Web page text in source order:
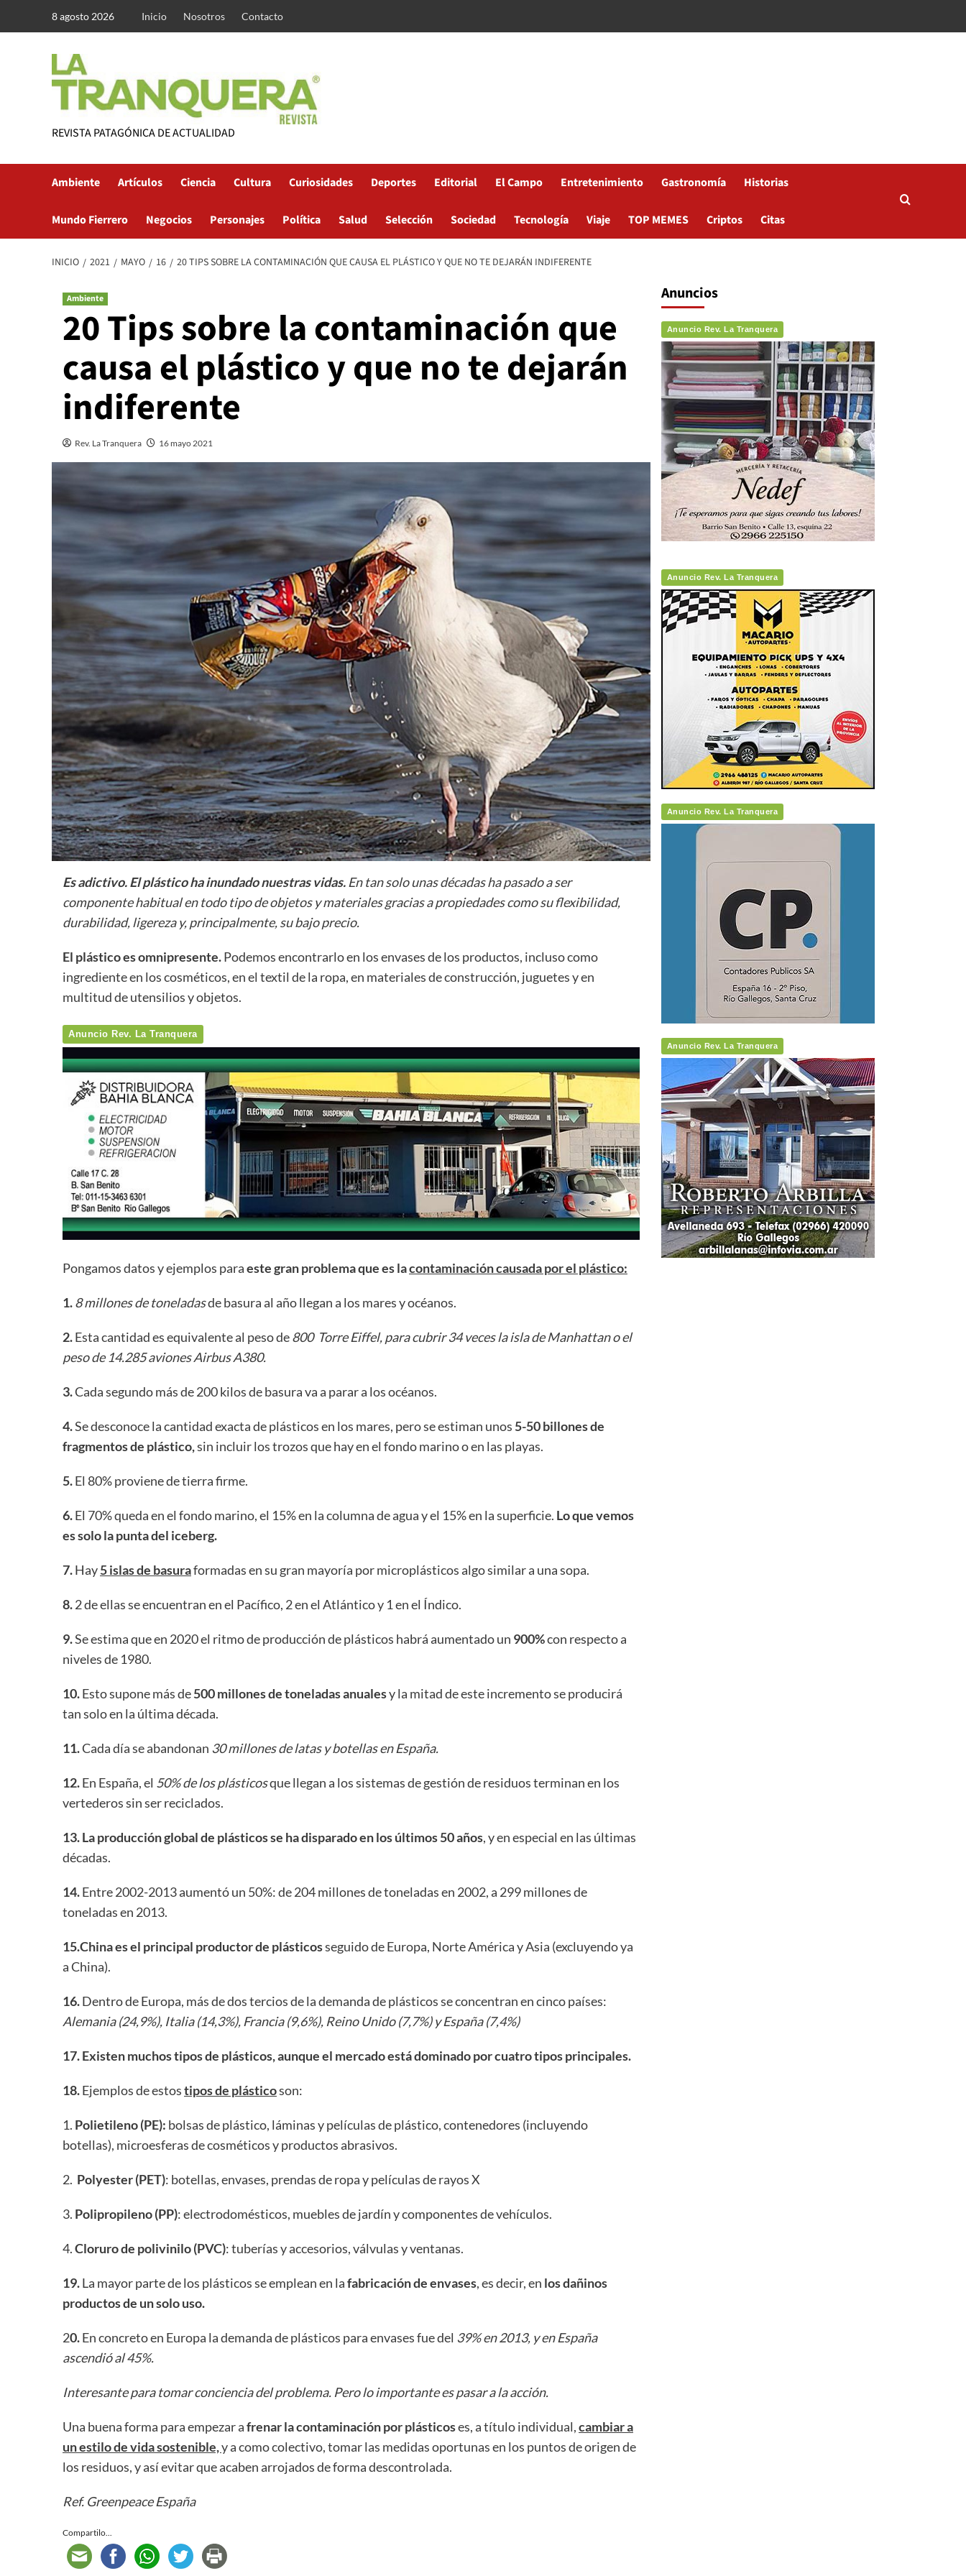
8 agosto 2026 Inicio Nosotros Contacto
REVISTA PATAGÓNICA DE ACTUALIDAD
Ambiente Artículos Ciencia Cultura Curiosidades Deportes Editorial El Campo Entretenimiento Gastronomía Historias
Mundo Fierrero Negocios Personajes Política Salud Selección Sociedad Tecnología Viaje TOP MEMES Criptos Citas
INICIO 2021 MAYO 16 20 TIPS SOBRE LA CONTAMINACIÓN QUE CAUSA EL PLÁSTICO Y QUE NO TE DEJARÁN INDIFERENTE
Ambiente
20 Tips sobre la contaminación que
causa el plástico y que no te dejarán
indiferente
Rev. La Tranquera 16 mayo 2021
Es adictivo. El plástico ha inundado nuestras vidas. En tan solo unas décadas ha pasado a ser
componente habitual en todo tipo de objetos y materiales gracias a propiedades como su flexibilidad,
durabilidad, ligereza y, principalmente, su bajo precio.
El plástico es omnipresente.Podemos encontrarlo en los envases de los productos, incluso como
ingrediente en los cosméticos, en el textil de la ropa, en materiales de construcción, juguetes y en
multitud de utensilios y objetos.
Anuncio Rev. La Tranquera
Pongamos datos y ejemplos paraeste gran problema que es lacontaminación causada por el plástico:
1.8 millones de toneladasde basura al año llegan a los mares y océanos.
2.Esta cantidad es equivalente al peso de800 Torre Eiffel, para cubrir 34 veces la isla de Manhattan o el
peso de 14.285 aviones Airbus A380.
3.Cada segundo más de 200 kilos de basura va a parar a los océanos.
4.Se desconoce la cantidad exacta de plásticos en los mares, pero se estiman unos 5-50 billones de
fragmentos de plástico,sin incluir los trozos que hay en el fondo marino o en las playas.
5.El 80% proviene de tierra firme.
6.El 70% queda en el fondo marino, el 15% en la columna de agua y el 15% en la superficie. Lo que vemos
es solo la punta del iceberg.
7.Hay5 islas de basuraformadas en su gran mayoría por microplásticos algo similar a una sopa.
8.2 de ellas se encuentran en el Pacífico, 2 en el Atlántico y 1 en el Índico.
9.Se estima que en 2020 el ritmo de producción de plásticos habrá aumentado un 900%con respecto a
niveles de 1980.
10.Esto supone más de500 millones de toneladas anualesy la mitad de este incremento se producirá
tan solo en la última década.
11.Cada día se abandonan 30 millones de latas y botellas en España.
12.En España, el 50% de los plásticosque llegan a los sistemas de gestión de residuos terminan en los
vertederos sin ser reciclados.
13. La producción global de plásticos se ha disparado en los últimos 50 años, y en especial en las últimas
décadas.
14.Entre 2002-2013 aumentó un 50%: de 204 millones de toneladas en 2002, a 299 millones de
toneladas en 2013.
15.China es el principal productor de plásticosseguido de Europa, Norte América y Asia (excluyendo ya
a China).
16.Dentro de Europa, más de dos tercios de la demanda de plásticos se concentran en cinco países:
Alemania (24,9%), Italia (14,3%), Francia (9,6%), Reino Unido (7,7%) y España (7,4%)
17. Existen muchos tipos de plásticos, aunque el mercado está dominado por cuatro tipos principales.
18.Ejemplos de estostipos de plásticoson:
1. Polietileno (PE): bolsas de plástico, láminas y películas de plástico, contenedores (incluyendo
botellas), microesferas de cosméticos y productos abrasivos.
2. Polyester (PET): botellas, envases, prendas de ropa y películas de rayos X
3. Polipropileno (PP): electrodomésticos, muebles de jardín y componentes de vehículos.
4.Cloruro de polivinilo (PVC): tuberías y accesorios, válvulas y ventanas.
19.La mayor parte de los plásticos se emplean en lafabricación de envases, es decir, en los dañinos
productos de un solo uso.
20.En concreto en Europa la demanda de plásticos para envases fue del 39% en 2013, y en España
ascendió al 45%.
Interesante para tomar conciencia del problema. Pero lo importante es pasar a la acción.
Una buena forma para empezar afrenar la contaminación por plásticoses, a título individual,cambiar a
un estilo de vida sostenible,y a como colectivo, tomar las medidas oportunas en los puntos de origen de
los residuos, y así evitar que acaben arrojados de forma descontrolada.
Ref. Greenpeace España
Compartilo...
Anuncios
Anuncio Rev. La Tranquera
Anuncio Rev. La Tranquera
Anuncio Rev. La Tranquera
Anuncio Rev. La Tranquera